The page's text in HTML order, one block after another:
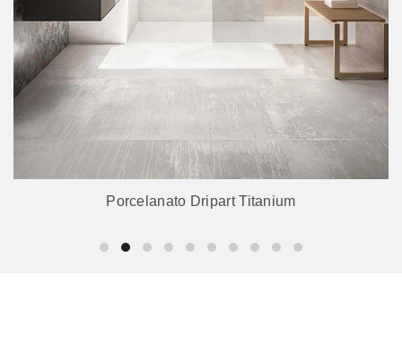
Porcelanato Dripart Titanium